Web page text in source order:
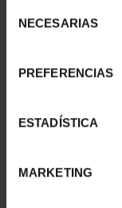
NECESARIAS
PREFERENCIAS
ESTADÍSTICA
MARKETING
Sólo para
registrados